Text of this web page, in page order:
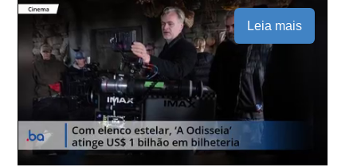
Leia mais